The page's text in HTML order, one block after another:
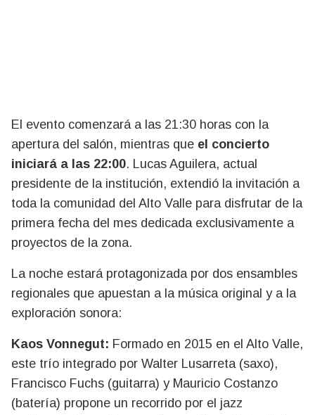
El evento comenzará a las 21:30 horas con la
apertura del salón, mientras que el concierto
iniciará a las 22:00. Lucas Aguilera, actual
presidente de la institución, extendió la invitación a
toda la comunidad del Alto Valle para disfrutar de la
primera fecha del mes dedicada exclusivamente a
proyectos de la zona.
La noche estará protagonizada por dos ensambles
regionales que apuestan a la música original y a la
exploración sonora:
Kaos Vonnegut: Formado en 2015 en el Alto Valle,
este trío integrado por Walter Lusarreta (saxo),
Francisco Fuchs (guitarra) y Mauricio Costanzo
(batería) propone un recorrido por el jazz